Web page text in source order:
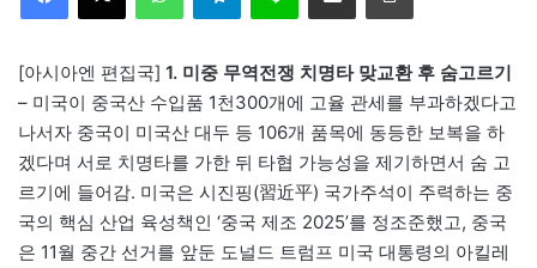
[아시아엔 편집국] 1. 미중 무역전쟁 치명타 맞교환 후 숨고르기
– 미국이 중국산 수입품 1천300개에 고율 관세를 부과하겠다고
나서자 중국이 미국산 대두 등 106개 품목에 동등한 보복을 하
겠다며 서로 치명타를 가한 뒤 타협 가능성을 제기하면서 숨 고
르기에 들어감. 미국은 시진핑(習近平) 국가주석이 주력하는 중
국의 핵심 산업 육성책인 ‘중국 제조 2025’를 정조준했고, 중국
은 11월 중간 선거를 앞둔 도널드 트럼프 미국 대통령의 아킬레